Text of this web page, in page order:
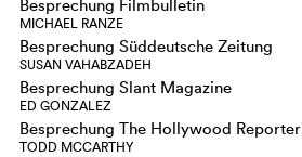
Besprechung Filmbulletin
MICHAEL RANZE
Besprechung Süddeutsche Zeitung
SUSAN VAHABZADEH
Besprechung Slant Magazine
ED GONZALEZ
Besprechung The Hollywood Reporter
TODD MCCARTHY